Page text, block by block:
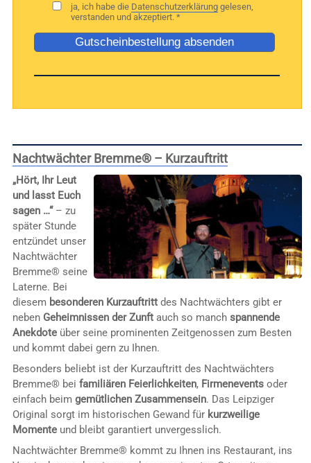
ja, ich habe die Datenschutzerklärung gelesen,
verstanden und akzeptiert. *
Nachtwächter Bremme® – Kurzauftritt
„Hört, Ihr Leut
und lasst Euch
sagen …“– zu
später Stunde
entzündet unser
Nachtwächter
Bremme® seine
Laterne. Bei
diesem besonderen Kurzauftrittdes Nachtwächters gibt er
neben Geheimnissen der Zunftauch so manch spannende
Anekdoteüber seine prominenten Zeitgenossen zum Besten
und kommt dabei gern zu Ihnen.
Besonders beliebt ist der Kurzauftritt des Nachtwächters
Bremme® bei familiären Feierlichkeiten, Firmeneventsoder
einfach beim gemütlichen Zusammensein. Das Leipziger
Original sorgt im historischen Gewand für kurzweilige
Momenteund bleibt garantiert unvergesslich.
Nachtwächter Bremme® kommt zu Ihnen ins Restaurant, ins